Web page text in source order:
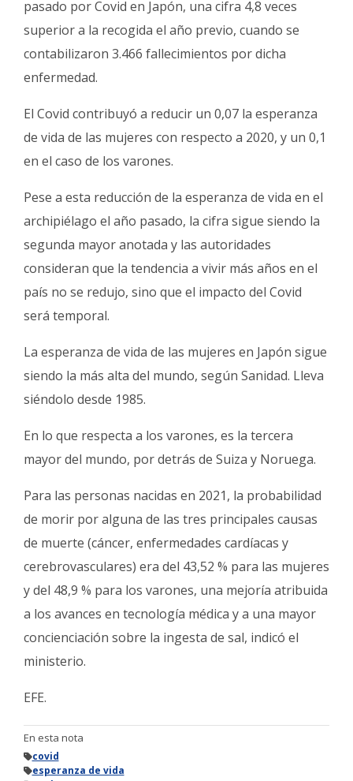
pasado por Covid en Japón, una cifra 4,8 veces
superior a la recogida el año previo, cuando se
contabilizaron 3.466 fallecimientos por dicha
enfermedad.
El Covid contribuyó a reducir un 0,07 la esperanza
de vida de las mujeres con respecto a 2020, y un 0,1
en el caso de los varones.
Pese a esta reducción de la esperanza de vida en el
archipiélago el año pasado, la cifra sigue siendo la
segunda mayor anotada y las autoridades
consideran que la tendencia a vivir más años en el
país no se redujo, sino que el impacto del Covid
será temporal.
La esperanza de vida de las mujeres en Japón sigue
siendo la más alta del mundo, según Sanidad. Lleva
siéndolo desde 1985.
En lo que respecta a los varones, es la tercera
mayor del mundo, por detrás de Suiza y Noruega.
Para las personas nacidas en 2021, la probabilidad
de morir por alguna de las tres principales causas
de muerte (cáncer, enfermedades cardíacas y
cerebrovasculares) era del 43,52 % para las mujeres
y del 48,9 % para los varones, una mejoría atribuida
a los avances en tecnología médica y a una mayor
concienciación sobre la ingesta de sal, indicó el
ministerio.
EFE.
En esta nota
covid
esperanza de vida